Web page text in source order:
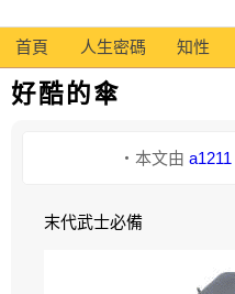
首頁 人生密碼 知性
好酷的傘
‧本文由a1211
末代武士必備